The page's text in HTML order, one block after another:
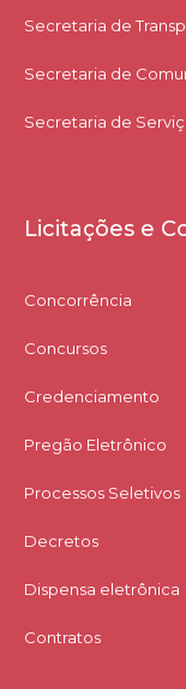
Secretaria de
Secretaria de
Secretaria de
Licitações e
Concorrência
Concursos
Credenciamento
Pregão Eletrônico
Processos Seletivos
Decretos
Dispensa eletrônica
Contratos